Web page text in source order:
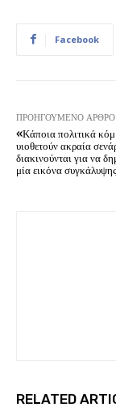
Facebook
ΠΡΟΗΓΟΎΜΕΝΟ ΆΡΘΡΟ
«Κάποια πολιτικά
υιοθετούν ακραία
διακινούνται για να
μία εικόνα
RELATED